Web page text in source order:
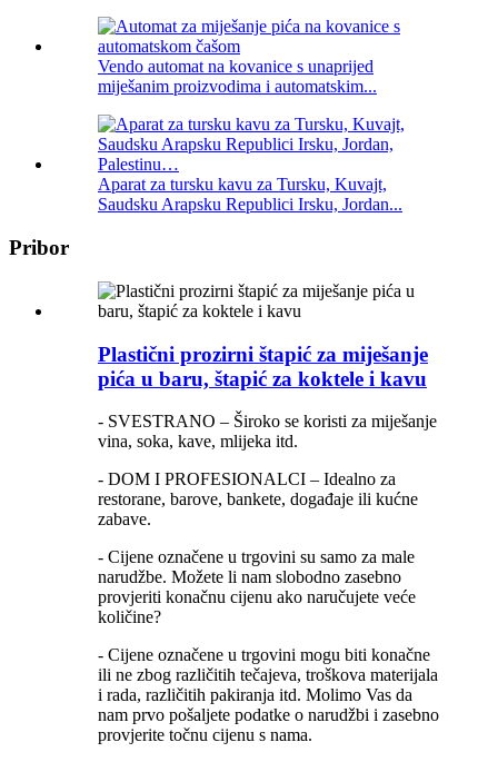
Vendo automat na kovanice s unaprijed
miješanim proizvodima i automatskim...
Aparat za tursku kavu za Tursku, Kuvajt,
Saudsku Arapsku Republici Irsku, Jordan...
Pribor
Plastični prozirni štapić za miješanje
pića u baru, štapić za koktele i kavu
- SVESTRANO – Široko se koristi za miješanje
vina, soka, kave, mlijeka itd.
- DOM I PROFESIONALCI – Idealno za
restorane, barove, bankete, događaje ili kućne
zabave.
- Cijene označene u trgovini su samo za male
narudžbe. Možete li nam slobodno zasebno
provjeriti konačnu cijenu ako naručujete veće
količine?
- Cijene označene u trgovini mogu biti konačne
ili ne zbog različitih tečajeva, troškova materijala
i rada, različitih pakiranja itd. Molimo Vas da
nam prvo pošaljete podatke o narudžbi i zasebno
provjerite točnu cijenu s nama.